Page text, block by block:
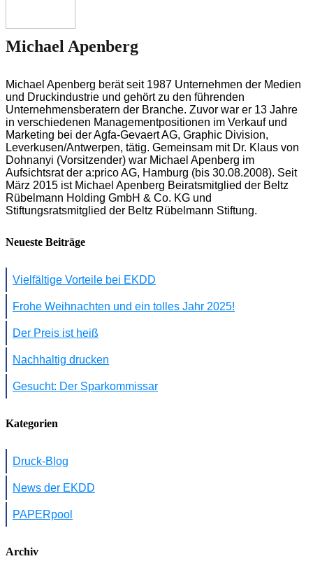
Michael Apenberg
Michael Apenberg berät seit 1987 Unternehmen der Medien
und Druckindustrie und gehört zu den führenden
Unternehmensberatern der Branche. Zuvor war er 13 Jahre
in verschiedenen Managementpositionen im Verkauf und
Marketing bei der Agfa-Gevaert AG, Graphic Division,
Leverkusen/Antwerpen, tätig. Gemeinsam mit Dr. Klaus von
Dohnanyi (Vorsitzender) war Michael Apenberg im
Aufsichtsrat der a:prico AG, Hamburg (bis 30.08.2008). Seit
März 2015 ist Michael Apenberg Beiratsmitglied der Beltz
Rübelmann Holding GmbH & Co. KG und
Stiftungsratsmitglied der Beltz Rübelmann Stiftung.
Neueste Beiträge
Vielfältige Vorteile bei EKDD
Frohe Weihnachten und ein tolles Jahr 2025!
Der Preis ist heiß
Nachhaltig drucken
Gesucht: Der Sparkommissar
Kategorien
Druck-Blog
News der EKDD
PAPERpool
Archiv